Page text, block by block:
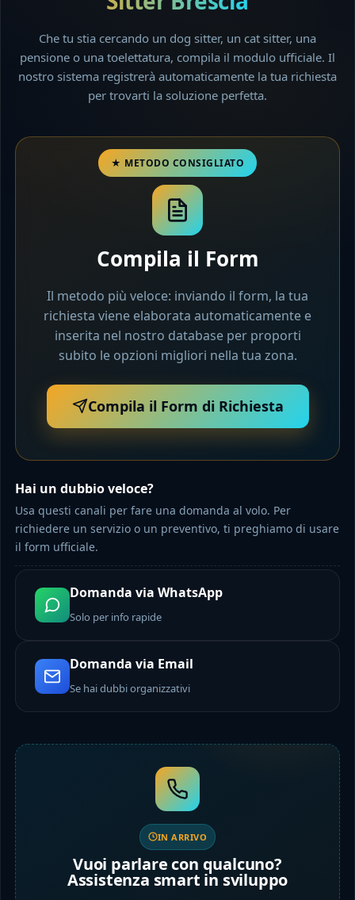
Che tu stia cercando un dog sitter, un cat sitter, una
pensione o una toelettatura, compila il modulo ufficiale. Il
nostro sistema registrerà automaticamente la tua richiesta
per trovarti la soluzione perfetta.
Compila il Form
Il metodo più veloce: inviando il form, la tua
richiesta viene elaborata automaticamente e
inserita nel nostro database per proporti
subito le opzioni migliori nella tua zona.
Compila il Form di Richiesta
Hai un dubbio veloce?
Usa questi canali per fare una domanda al volo. Per
richiedere un servizio o un preventivo, ti preghiamo di usare
il form ufficiale.
Domanda via WhatsApp
Solo per info rapide
Domanda via Email
Se hai dubbi organizzativi
IN ARRIVO
Vuoi parlare con qualcuno?
Assistenza smart in sviluppo